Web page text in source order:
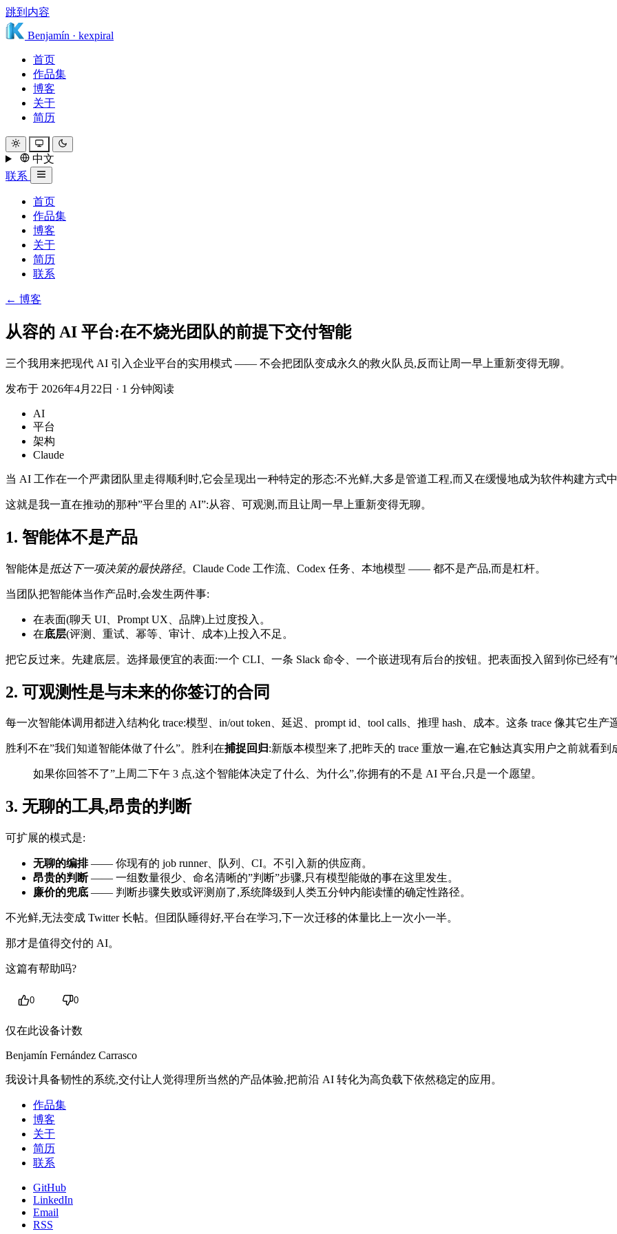
跳到内容
Benjamín · kexpiral
首页
作品集
博客
关于
简历
中文
联系
首页
作品集
博客
关于
简历
联系
← 博客
从容的 AI 平台:在不烧光团队的前提下交付智能
三个我用来把现代 AI 引入企业平台的实用模式 —— 不会把团队变成永久的救火队员,反而让周一早上重新变得无聊。
发布于 2026年4月22日 · 1 分钟阅读
AI
平台
架构
Claude
当 AI 工作在一个严肃团队里走得顺利时,它会呈现出一种特定的形态:不光鲜,大多是管道工程,而又在缓慢地成为软件构建方式中
这就是我一直在推动的那种”平台里的 AI”:从容、可观测,而且让周一早上重新变得无聊。
1. 智能体不是产品
智能体是抵达下一项决策的最快路径。Claude Code 工作流、Codex 任务、本地模型 —— 都不是产品,而是杠杆。
当团队把智能体当作产品时,会发生两件事:
在表面(聊天 UI、Prompt UX、品牌)上过度投入。
在底层(评测、重试、幂等、审计、成本)上投入不足。
把它反过来。先建底层。选择最便宜的表面:一个 CLI、一条 Slack 命令、一个嵌进现有后台的按钮。把表面投入留到你已经有”
2. 可观测性是与未来的你签订的合同
每一次智能体调用都进入结构化 trace:模型、in/out token、延迟、prompt id、tool calls、推理 hash、成本。这条 trace 像其它生
胜利不在”我们知道智能体做了什么”。胜利在捕捉回归 :新版本模型来了,把昨天的 trace 重放一遍,在它触达真实用户之前就看到
如果你回答不了”上周二下午 3 点,这个智能体决定了什么、为什么”,你拥有的不是 AI 平台,只是一个愿望。
3. 无聊的工具,昂贵的判断
可扩展的模式是:
无聊的编排—— 你现有的 job runner、队列、CI。不引入新的供应商。
昂贵的判断—— 一组数量很少、命名清晰的”判断”步骤,只有模型能做的事在这里发生。
廉价的兜底 —— 判断步骤失败或评测崩了,系统降级到人类五分钟内能读懂的确定性路径。
不光鲜,无法变成 Twitter 长帖。但团队睡得好,平台在学习,下一次迁移的体量比上一次小一半。
那才是值得交付的 AI。
这篇有帮助吗?
0 0
仅在此设备计数
Benjamín Fernández Carrasco
我设计具备韧性的系统,交付让人觉得理所当然的产品体验,把前沿 AI 转化为高负载下依然稳定的应用。
作品集
博客
关于
简历
联系
GitHub
LinkedIn
Email
RSS